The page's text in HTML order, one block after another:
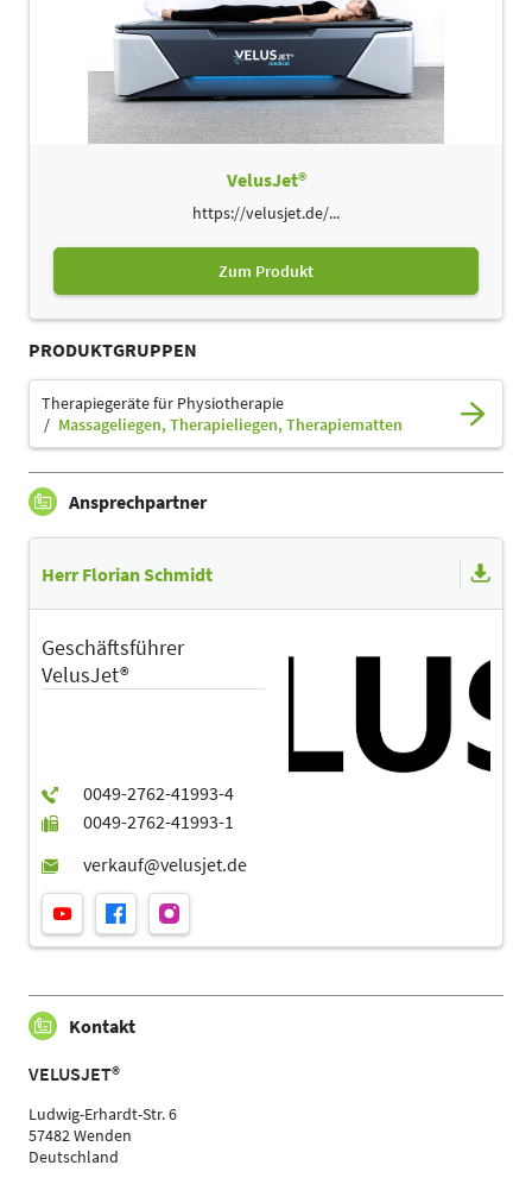
VelusJet®
https://velusjet.de/...
Zum Produkt
PRODUKTGRUPPEN
Therapiegeräte für Physiotherapie
Massageliegen, Therapieliegen, Therapiematten
Ansprechpartner
Herr Florian Schmidt
Geschäftsführer
VelusJet®
Kontakt
VELUSJET®
Ludwig-Erhardt-Str. 6
57482 Wenden
Deutschland